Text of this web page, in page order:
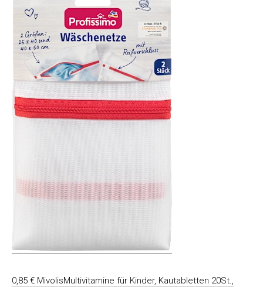
0,85 € MivolisMultivitamine für Kinder, Kautabletten 20St.,